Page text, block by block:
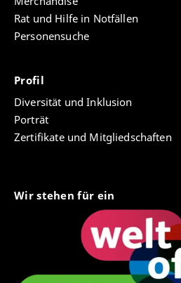
kommunikationsfördernde
Laufzeit: 2011-2015
Zielsetzungen:
o datenbasierte Erkenntnisse
Evaluation von Schulungen
o Sensibilisierung
eigenes und kindliches
Kooperationen: Eigenbetrieb
Halle (Saale) (Franziska
Rat und Hilfe in Notfällen
Personensuche
Profil
Diversität und Inklusion
Porträt
Zertifikate und Mitgliedschaften
Wir stehen für ein